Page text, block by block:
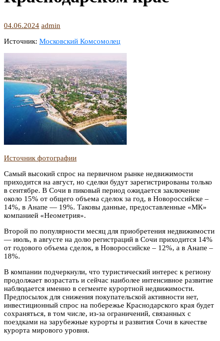
04.06.2024 admin
Источник: Московский Комсомолец
Источник фотографии
Самый высокий спрос на первичном рынке недвижимости
приходится на август, но сделки будут зарегистрированы только
в сентябре. В Сочи в пиковый период ожидается заключение
около 15% от общего объема сделок за год, в Новороссийске –
14%, в Анапе — 19%. Таковы данные, предоставленные «МК»
компанией «Неометрия».
Второй по популярности месяц для приобретения недвижимости
— июль, в августе на долю регистраций в Сочи приходится 14%
от годового объема сделок, в Новороссийске – 12%, а в Анапе –
18%.
В компании подчеркнули, что туристический интерес к региону
продолжает возрастать и сейчас наиболее интенсивное развитие
наблюдается именно в сегменте курортной недвижимости.
Предпосылок для снижения покупательской активности нет,
инвестиционный спрос на побережье Краснодарского края будет
сохраняться, в том числе, из-за ограничений, связанных с
поездками на зарубежные курорты и развития Сочи в качестве
курорта мирового уровня.